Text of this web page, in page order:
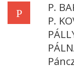
P
P.
P.